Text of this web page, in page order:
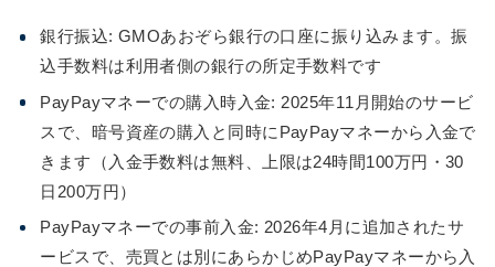
銀行振込: GMOあおぞら銀行の口座に振り込みます。振
込手数料は利用者側の銀行の所定手数料です
PayPayマネーでの購入時入金: 2025年11月開始のサービ
スで、暗号資産の購入と同時にPayPayマネーから入金で
きます（入金手数料は無料、上限は24時間100万円・30
日200万円）
PayPayマネーでの事前入金: 2026年4月に追加されたサ
ービスで、売買とは別にあらかじめPayPayマネーから入